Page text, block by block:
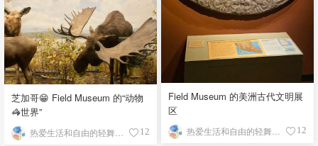
Field Museum 的美洲古代文明展
区
12
芝加哥😁 Field Museum 的“动物
🦓世界”
12